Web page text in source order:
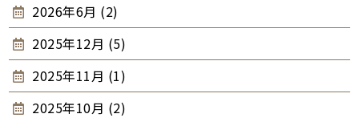
2026年6月 (2)
2025年12月 (5)
2025年11月 (1)
2025年10月 (2)